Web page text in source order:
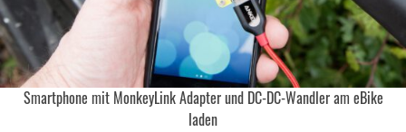
Smartphone mit MonkeyLink Adapter und DC-DC-Wandler am eBike
laden